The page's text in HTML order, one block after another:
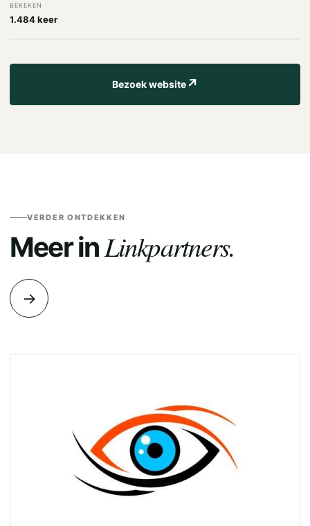
BEKEKEN
1.484 keer
Bezoek website↗
VERDER ONTDEKKEN
Meer inLinkpartners.
→